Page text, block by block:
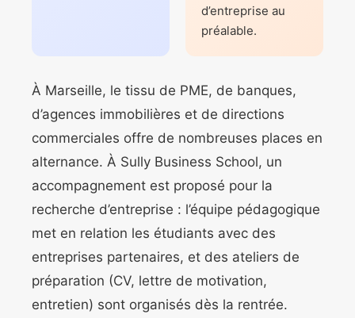
d’entreprise au
préalable.
À Marseille, le tissu de PME, de banques,
d’agences immobilières et de directions
commerciales offre de nombreuses places en
alternance. À Sully Business School, un
accompagnement est proposé pour la
recherche d’entreprise : l’équipe pédagogique
met en relation les étudiants avec des
entreprises partenaires, et des ateliers de
préparation (CV, lettre de motivation,
entretien) sont organisés dès la rentrée.